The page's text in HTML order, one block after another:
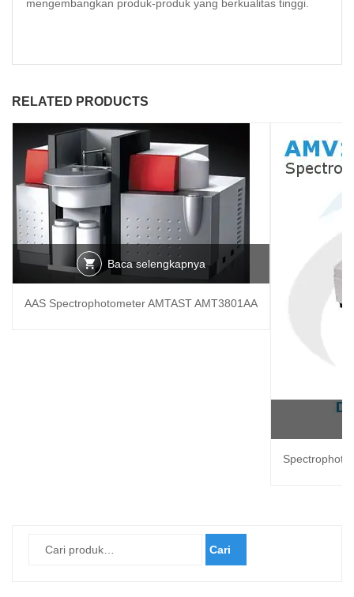
mengembangkan produk-produk yang berkualitas tinggi.
RELATED PRODUCTS
Baca selengkapnya
AAS Spectrophotometer AMTAST AMT3801AA
Cari